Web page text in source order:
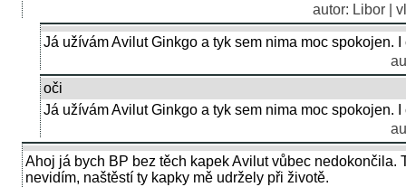
autor: Libor |
Já užívám Avilut Ginkgo a tyk sem nima moc spokojen.
oči
Já užívám Avilut Ginkgo a tyk sem nima moc spokojen.
Ahoj já bych BP bez těch kapek Avilut vůbec nedokončila.
nevidím, naštěstí ty kapky mě udržely při životě.